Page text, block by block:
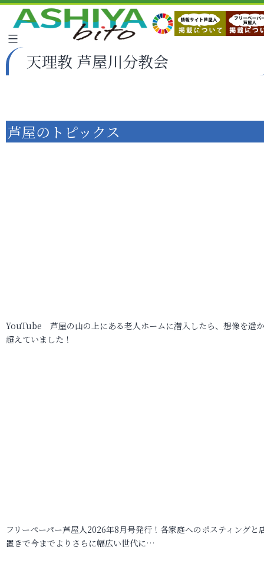
天理教 芦屋川分教会
芦屋のトピックス
YouTube 芦屋の山の上にある老人ホームに潜入したら、想像を遥
超えていました！
フリーペーパー芦屋人2026年8月号発行！各家庭へのポスティングと
置きで今までよりさらに幅広い世代に…